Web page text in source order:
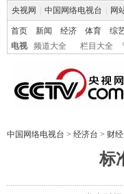
央视网 中国网络电视台 网
首页 新闻 经济 体育 综
电视
频道大全 栏目大全
中国网络电视台 > 经济台 > 财
标